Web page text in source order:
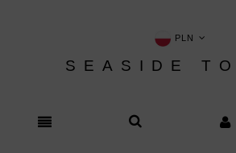
PLN
SEASIDE